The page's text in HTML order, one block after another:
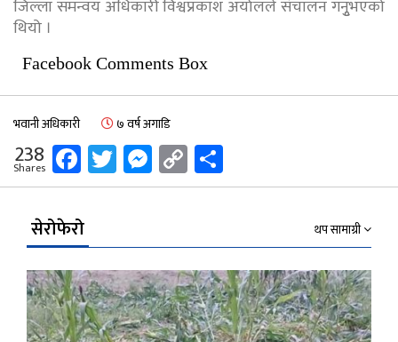
जिल्ला समन्वय अधिकारी विश्वप्रकाश अर्यालले संचालन गनुृभएको
थियो ।
Facebook Comments Box
भवानी अधिकारी ७ वर्ष अगाडि
238
Shares Facebook
Twitter
Messenger
Copy
Link
सेरोफेरो थप सामाग्री